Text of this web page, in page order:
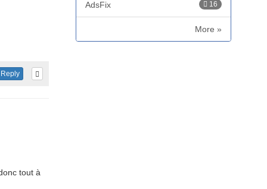
Reply
tout à
16
AdsFix
More »